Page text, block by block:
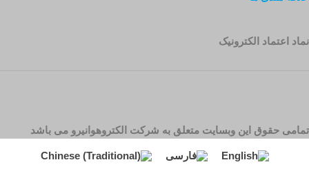
نماد اعتماد الکترونیک
تمامی حقوق این وبسایت متعلق به شرکت الکتروهوانیرو می باشد